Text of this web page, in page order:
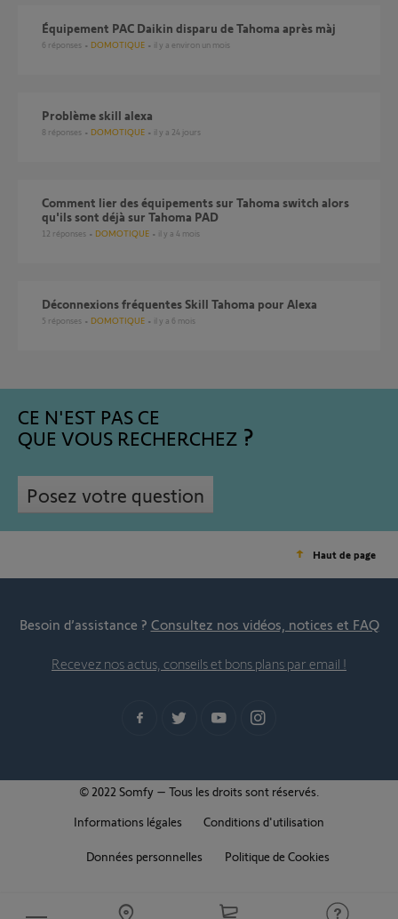
Équipement PAC Daikin disparu de Tahoma après màj
6 réponses DOMOTIQUE il y a environ un mois
Problème skill alexa
8 réponses DOMOTIQUE il y a 24 jours
Comment lier des équipements sur Tahoma switch alors
qu'ils sont déjà sur Tahoma PAD
12 réponses DOMOTIQUE il y a 4 mois
Déconnexions fréquentes Skill Tahoma pour Alexa
5 réponses DOMOTIQUE il y a 6 mois
CE N'EST PAS CE
QUE VOUS RECHERCHEZ
Posez votre question
Haut de page
Besoin d’assistance ? Consultez nos vidéos, notices et FAQ
Recevez nos actus, conseils et bons plans par email !
© 2022 Somfy – Tous les droits sont réservés.
Informations légales
Conditions d'utilisation
Données personnelles Politique de Cookies